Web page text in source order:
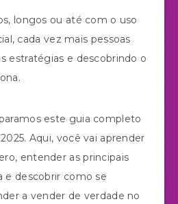
longos ou até com o uso
cada vez mais pessoas
estratégias e descobrindo o
este guia completo
Aqui, você vai aprender
entender as principais
e descobrir como se
a vender de verdade no